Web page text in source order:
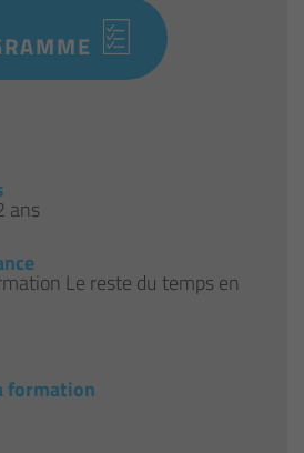
ans
Le reste du temps en
formation